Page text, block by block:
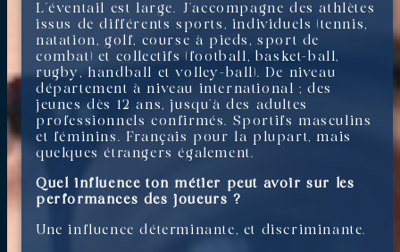
L’éventail est large. J’accompagne des athlètes
issus de différents sports, individuels (tennis,
natation, golf, course à pieds, sport de
combat) et collectifs (football, basket-ball,
rugby, handball et volley-ball). De niveau
département à niveau international ; des
jeunes dès 12 ans, jusqu’à des adultes
professionnels confirmés. Sportifs masculins
et féminins. Français pour la plupart, mais
quelques étrangers également.
Quel influence ton métier peut avoir sur les
performances des joueurs ?
Une influence déterminante, et discriminante.